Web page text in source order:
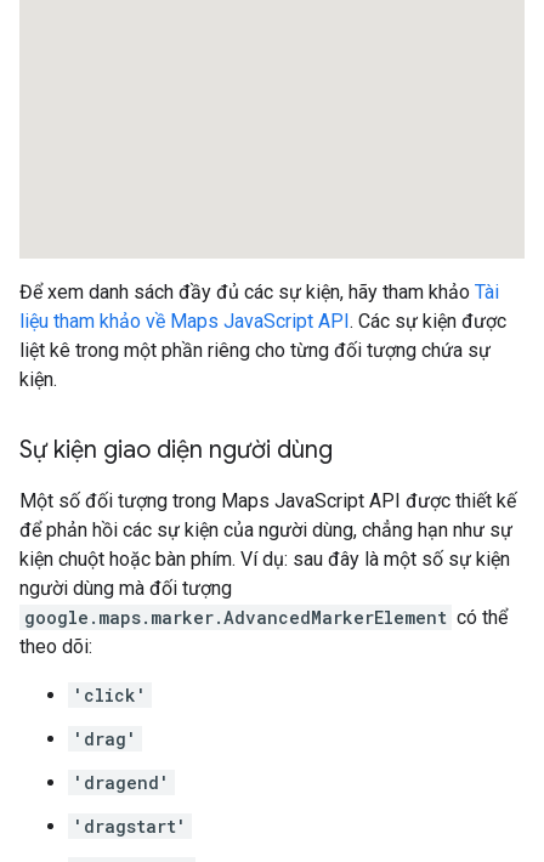
Để xem danh sách đầy đủ các sự kiện, hãy tham khảo Tài
liệu tham khảo về Maps JavaScript API . Các sự kiện được
liệt kê trong một phần riêng cho từng đối tượng chứa sự
kiện.
Sự kiện giao diện người dùng
Một số đối tượng trong Maps JavaScript API được thiết kế
để phản hồi các sự kiện của người dùng, chẳng hạn như sự
kiện chuột hoặc bàn phím. Ví dụ: sau đây là một số sự kiện
người dùng mà đối tượng
google.maps.marker.AdvancedMarkerElement có thể
theo dõi:
'click'
'drag'
'dragend'
'dragstart'